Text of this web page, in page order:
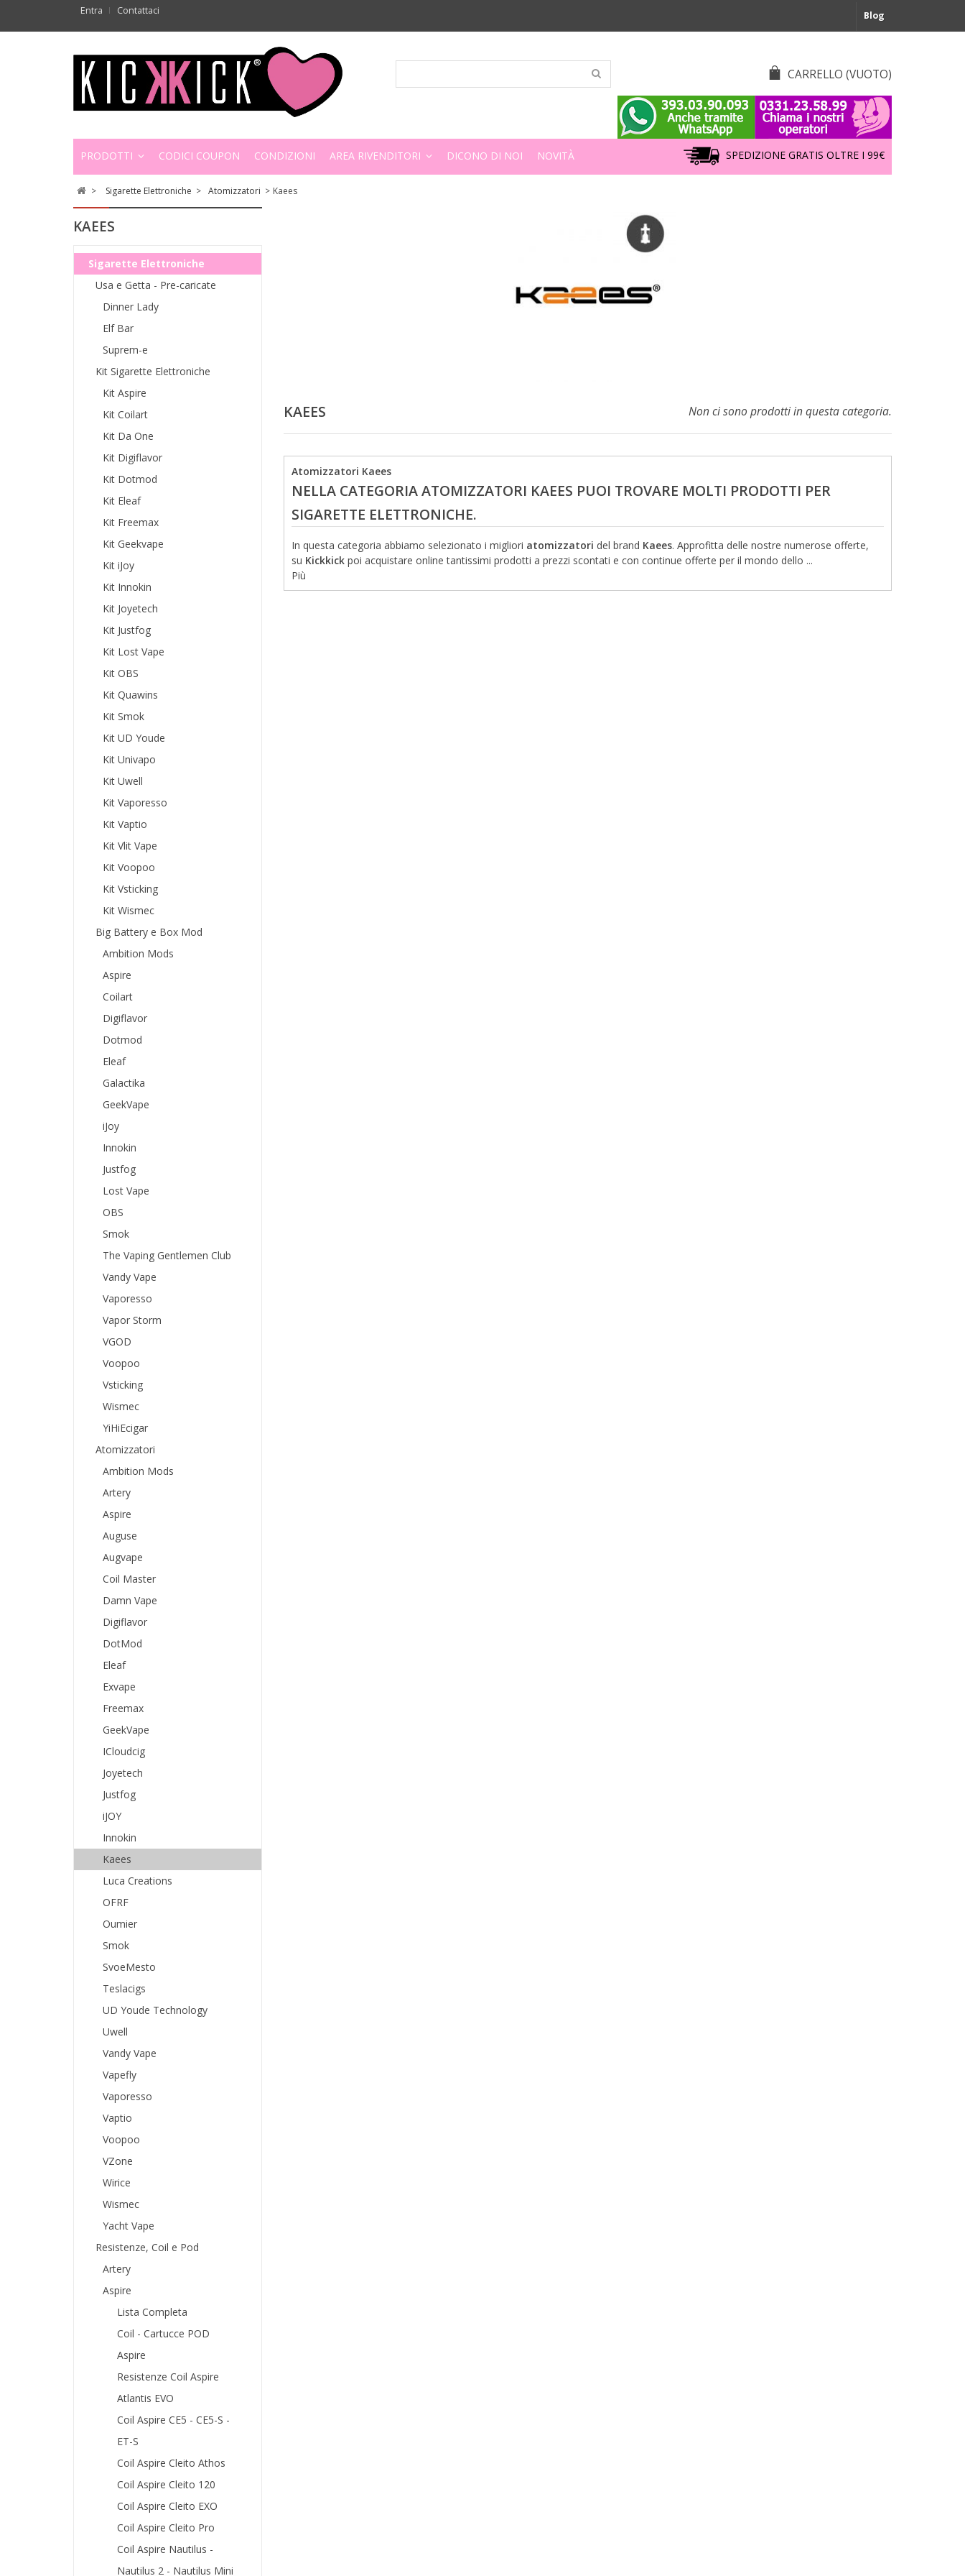
Entra Contattaci Blog
CARRELLO (VUOTO)
PRODOTTI CODICI COUPON CONDIZIONI AREA RIVENDITORI DICONO DI NOI NOVITÀ SPEDIZIONE GRATIS OLTRE I 99€
> Sigarette Elettroniche > Atomizzatori > Kaees
KAEES
Sigarette Elettroniche
Usa e Getta - Pre-caricate
Dinner Lady
Elf Bar
Suprem-e
Kit Sigarette Elettroniche
Kit Aspire
Kit Coilart
Kit Da One
Kit Digiflavor
Kit Dotmod
Kit Eleaf
Kit Freemax
Kit Geekvape
Kit iJoy
Kit Innokin
Kit Joyetech
Kit Justfog
Kit Lost Vape
Kit OBS
Kit Quawins
Kit Smok
Kit UD Youde
Kit Univapo
Kit Uwell
Kit Vaporesso
Kit Vaptio
Kit Vlit Vape
Kit Voopoo
Kit Vsticking
Kit Wismec
Big Battery e Box Mod
Ambition Mods
Aspire
Coilart
Digiflavor
Dotmod
Eleaf
Galactika
GeekVape
iJoy
Innokin
Justfog
Lost Vape
OBS
Smok
The Vaping Gentlemen Club
Vandy Vape
Vaporesso
Vapor Storm
VGOD
Voopoo
Vsticking
Wismec
YiHiEcigar
Atomizzatori
Ambition Mods
Artery
Aspire
Auguse
Augvape
Coil Master
Damn Vape
Digiflavor
DotMod
Eleaf
Exvape
Freemax
GeekVape
ICloudcig
Joyetech
Justfog
iJOY
Innokin
Kaees
Luca Creations
OFRF
Oumier
Smok
SvoeMesto
Teslacigs
UD Youde Technology
Uwell
Vandy Vape
Vapefly
Vaporesso
Vaptio
Voopoo
VZone
Wirice
Wismec
Yacht Vape
Resistenze, Coil e Pod
Artery
Aspire
Lista Completa
Coil - Cartucce POD
Aspire
Resistenze Coil Aspire
Atlantis EVO
Coil Aspire CE5 - CE5-S -
ET-S
Coil Aspire Cleito Athos
Coil Aspire Cleito 120
Coil Aspire Cleito EXO
Coil Aspire Cleito Pro
Coil Aspire Nautilus -
Nautilus 2 - Nautilus Mini
KAEES Non ci sono prodotti in questa categoria.
Atomizzatori Kaees
NELLA CATEGORIA ATOMIZZATORI KAEES PUOI TROVARE MOLTI PRODOTTI PER
SIGARETTE ELETTRONICHE.
In questa categoria abbiamo selezionato i migliori atomizzatori del brand Kaees. Approfitta delle nostre numerose offerte,
su Kickkickpoi acquistare online tantissimi prodotti a prezzi scontati e con continue offerte per il mondo dello ...
Più